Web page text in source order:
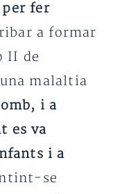
per fer
a formar
II de
malaltia
i a
es va
i a
se